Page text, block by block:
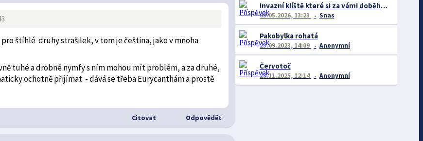
štíhlé druhy strašilek, v tom je čeština, jako v mnoha
tuhé a drobné nymfy s ním mohou mít problém, a za druhé,
ochotně přijímat - dává se třeba Eurycanthám a prostě
Citovat Odpovědět
Invazní klíště které si za vámi doběhne (běhá dost rychle)
03.05.2026, 13:23 Snas
Pakobylka rohatá
23.09.2023, 14:09 Anonymní
Červotoč
23.11.2025, 12:14 Anonymní